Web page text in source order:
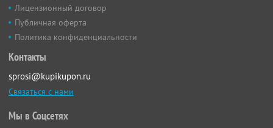
Лицензионный договор
Публичная оферта
Политика конфиденциальности
Контакты
sprosi@kupikupon.ru
Связаться с нами
Мы в Соцсетях